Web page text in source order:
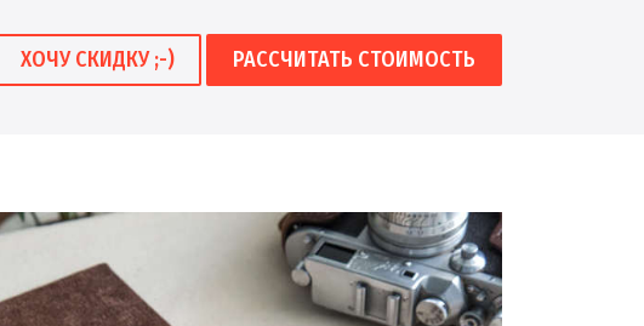
ХОЧУ СКИДКУ ;-) РАССЧИТАТЬ СТОИМОСТЬ